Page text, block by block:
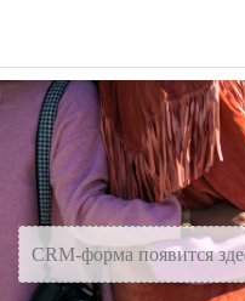
CRM-форма появится